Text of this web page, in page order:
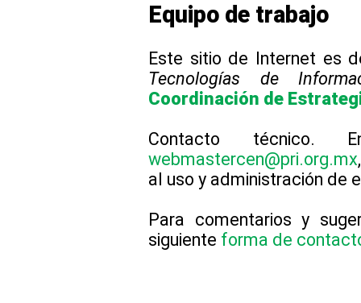
Equipo de trabajo
Este sitio de Internet es
Tecnologías de
Coordinación de
Contacto técnico.
webmastercen@pri.org.mx
al uso y administración de
Para comentarios y
siguiente forma de